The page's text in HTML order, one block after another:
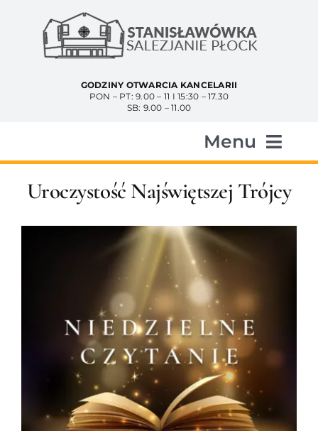
zawartości
GODZINY OTWARCIA KANCELARII
PON – PT: 9.00 – 11 I 15:30 – 17.30
SB: 9.00 – 11.00
Menu
Start
Aktualności
Duszpasterze
Grupy parafialne
Wspólnoty
Uroczystość Najświętszej Trójcy